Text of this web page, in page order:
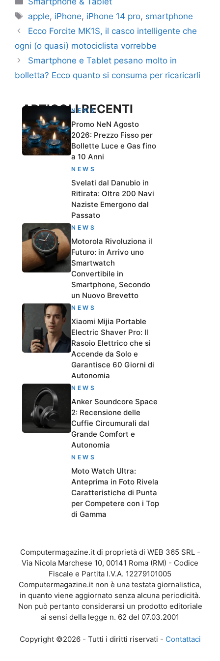
Tag
apple, iPhone, iPhone 14 pro, smartphone
Ecco Forcite MK1S, il casco intelligente che
ogni (o quasi) motociclista vorrebbe
Smartphone e Tablet pesano molto in
bolletta? Ecco quanto si consuma per ricaricarli
ARTICOLI RECENTI
NEWS
Promo NeN Agosto
2026: Prezzo Fisso per
Bollette Luce e Gas fino
a 10 Anni
NEWS
Svelati dal Danubio in
Ritirata: Oltre 200 Navi
Naziste Emergono dal
Passato
NEWS
Motorola Rivoluziona il
Futuro: in Arrivo uno
Smartwatch
Convertibile in
Smartphone, Secondo
un Nuovo Brevetto
NEWS
Xiaomi Mijia Portable
Electric Shaver Pro: Il
Rasoio Elettrico che si
Accende da Solo e
Garantisce 60 Giorni di
Autonomia
NEWS
Anker Soundcore Space
2: Recensione delle
Cuffie Circumurali dal
Grande Comfort e
Autonomia
NEWS
Moto Watch Ultra:
Anteprima in Foto Rivela
Caratteristiche di Punta
per Competere con i Top
di Gamma
Computermagazine.it di proprietà di WEB 365 SRL -
Via Nicola Marchese 10, 00141 Roma (RM) - Codice
Fiscale e Partita I.V.A. 12279101005
Computermagazine.it non è una testata giornalistica,
in quanto viene aggiornato senza alcuna periodicità.
Non può pertanto considerarsi un prodotto editoriale
ai sensi della legge n. 62 del 07.03.2001
Copyright ©2026 - Tutti i diritti riservati - Contattaci